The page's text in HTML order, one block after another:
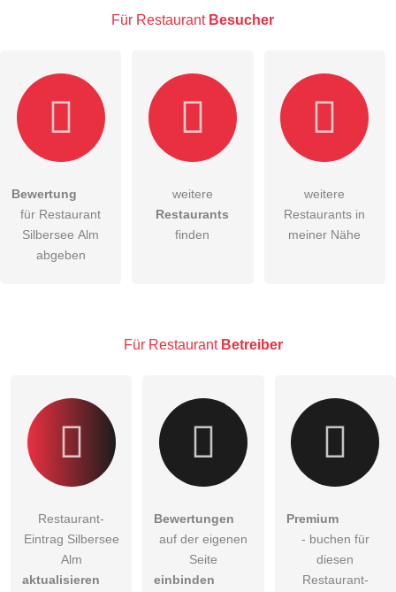
E-Mail-Adresse (wird nicht veröffentlicht)
Hiermit akzeptiere ich dieAGB
DieDatenschutzerklärung habe ich zur Kenntnis genommen.
Besucher sichtbar.
Für Restaurant Besucher
Bewertung
für Restaurant
Silbersee Alm
abgeben
weitere
Restaurants
finden
weitere
Restaurants in
meiner Nähe
Für Restaurant Betreiber
Restaurant-
Eintrag Silbersee
Alm
aktualisieren
Bewertungen
auf der eigenen
Seite
einbinden
Premium
- buchen für
diesen
Restaurant-